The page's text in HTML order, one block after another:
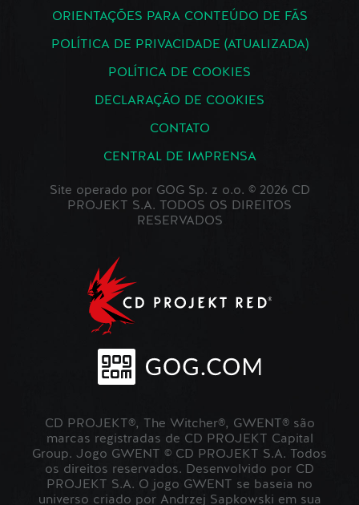
ORIENTAÇÕES PARA CONTEÚDO DE FÃS
POLÍTICA DE PRIVACIDADE (ATUALIZADA)
POLÍTICA DE COOKIES
DECLARAÇÃO DE COOKIES
CONTATO
CENTRAL DE IMPRENSA
Site operado por GOG Sp. z o.o. © 2026 CD
PROJEKT S.A. TODOS OS DIREITOS
RESERVADOS
CD PROJEKT®, The Witcher®, GWENT® são
marcas registradas de CD PROJEKT Capital
Group. Jogo GWENT © CD PROJEKT S.A. Todos
os direitos reservados. Desenvolvido por CD
PROJEKT S.A. O jogo GWENT se baseia no
universo criado por Andrzej Sapkowski em sua